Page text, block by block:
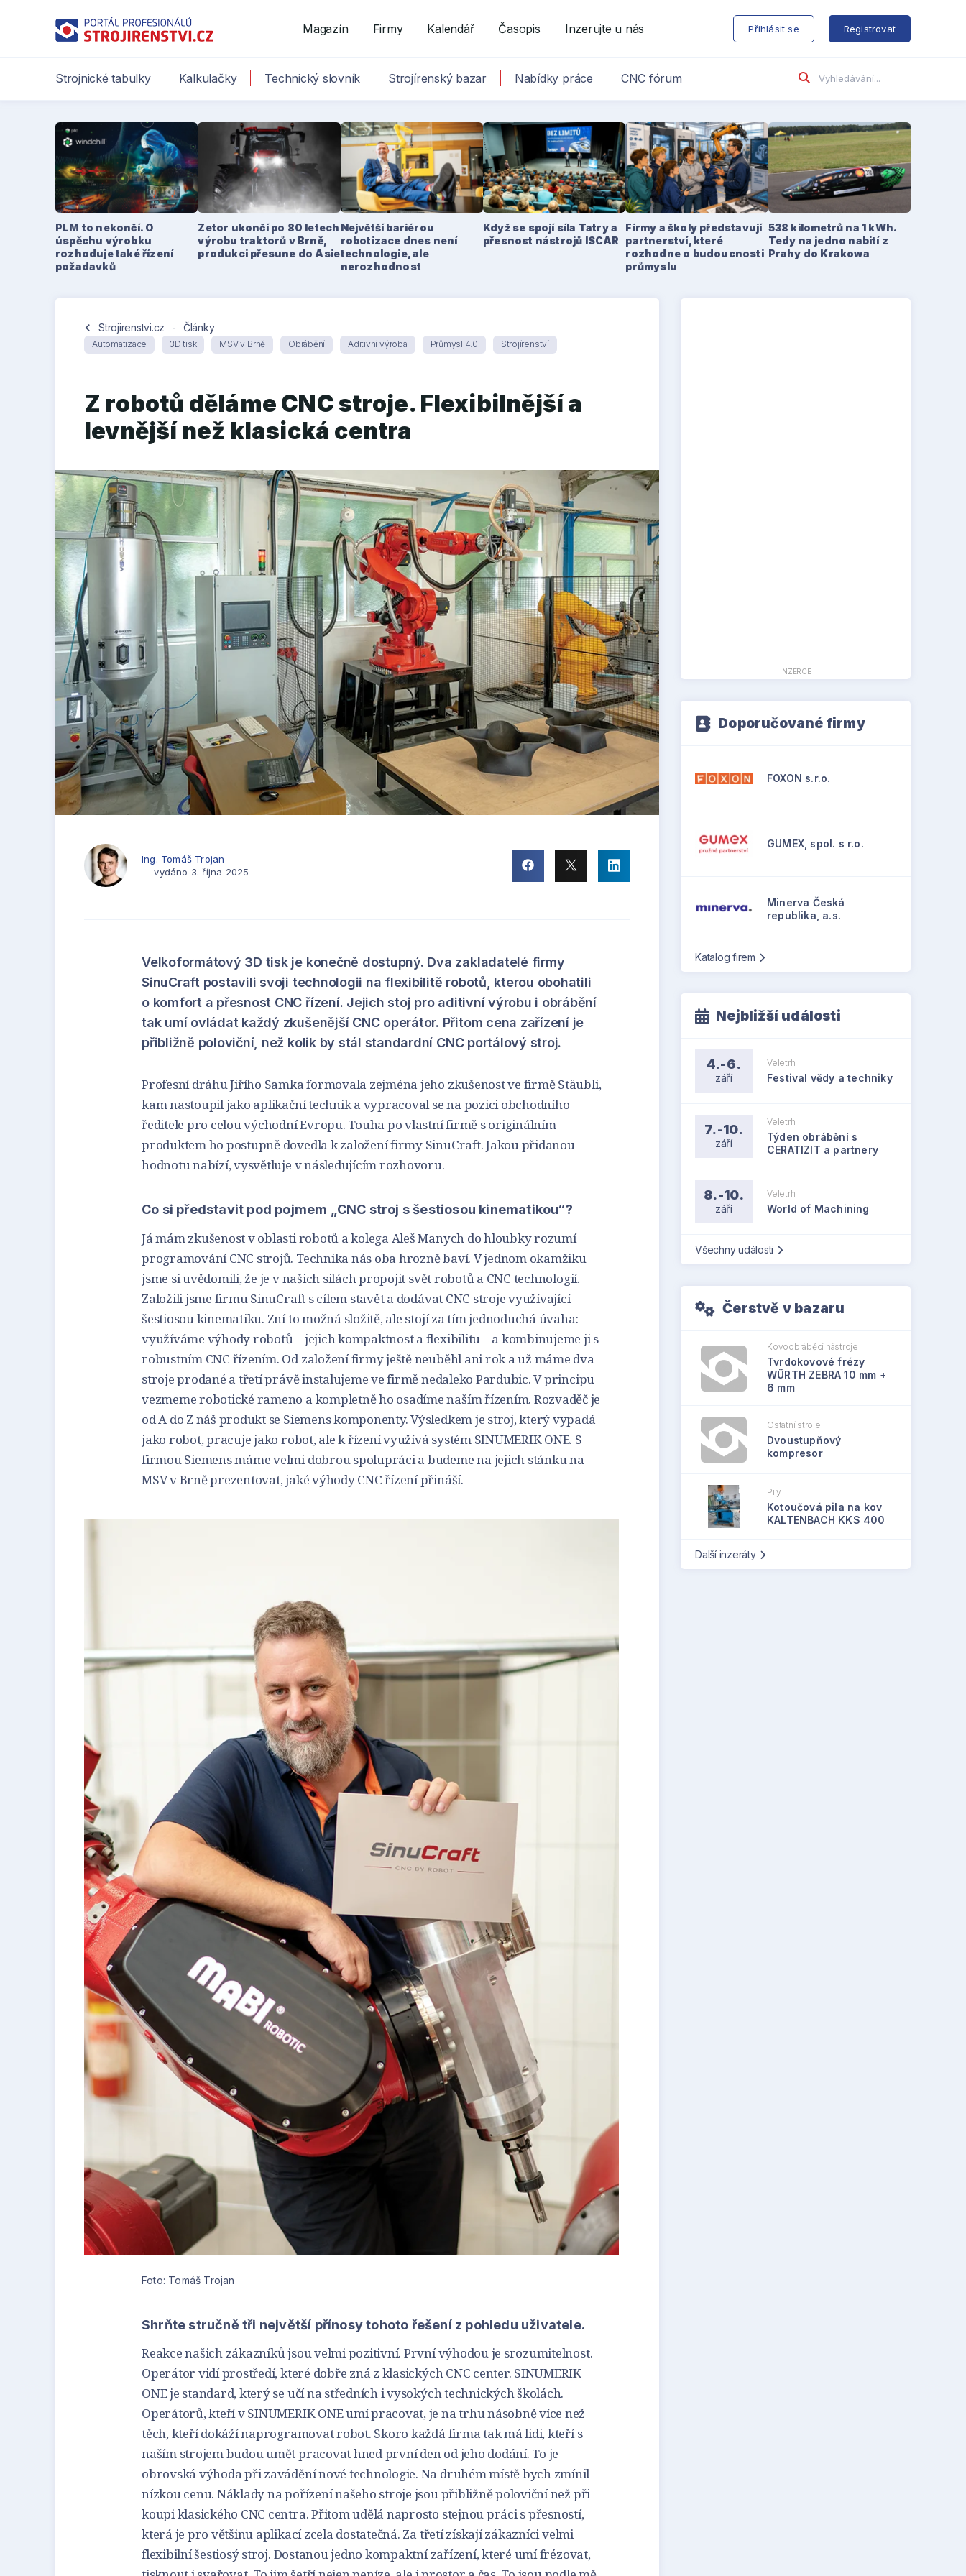
Magazín Firmy Kalendář Časopis Inzerujte u nás Přihlásit se Registrovat
Strojnické tabulky Kalkulačky Technický slovník Strojírenský bazar Nabídky práce CNC fórum
PLM to nekončí. O
úspěchu výrobku
rozhoduje také řízení
požadavků
Zetor ukončí po 80 letech
výrobu traktorů v Brně,
produkci přesune do Asie
Největší bariérou
robotizace dnes není
technologie, ale
nerozhodnost
Když se spojí síla Tatry a
přesnost nástrojů ISCAR
Firmy a školy představují
partnerství, které
rozhodne o budoucnosti
průmyslu
538 kilometrů na 1 kWh.
Tedy na jedno nabití z
Prahy do Krakowa
chevron_left Strojirenstvi.cz - Články
Automatizace 3D tisk MSV v Brně Obrábění Aditivní výroba Průmysl 4.0 Strojírenství
Z robotů děláme CNC stroje. Flexibilnější a
levnější než klasická centra
Ing. Tomáš Trojan
— vydáno 3. října 2025
Velkoformátový 3D tisk je konečně dostupný. Dva zakladatelé firmy
SinuCraft postavili svoji technologii na flexibilitě robotů, kterou obohatili
o komfort a přesnost CNC řízení. Jejich stoj pro aditivní výrobu i obrábění
tak umí ovládat každý zkušenější CNC operátor. Přitom cena zařízení je
přibližně poloviční, než kolik by stál standardní CNC portálový stroj.
Profesní dráhu Jiřího Samka formovala zejména jeho zkušenost ve firmě Stäubli,
kam nastoupil jako aplikační technik a vypracoval se na pozici obchodního
ředitele pro celou východní Evropu. Touha po vlastní firmě s originálním
produktem ho postupně dovedla k založení firmy SinuCraft. Jakou přidanou
hodnotu nabízí, vysvětluje v následujícím rozhovoru.
Co si představit pod pojmem „CNC stroj s šestiosou kinematikou“?
Já mám zkušenost v oblasti robotů a kolega Aleš Manych do hloubky rozumí
programování CNC strojů. Technika nás oba hrozně baví. V jednom okamžiku
jsme si uvědomili, že je v našich silách propojit svět robotů a CNC technologií.
Založili jsme firmu SinuCraft s cílem stavět a dodávat CNC stroje využívající
šestiosou kinematiku. Zní to možná složitě, ale stojí za tím jednoduchá úvaha:
využíváme výhody robotů – jejich kompaktnost a flexibilitu – a kombinujeme ji s
robustním CNC řízením. Od založení firmy ještě neuběhl ani rok a už máme dva
stroje prodané a třetí právě instalujeme ve firmě nedaleko Pardubic. V principu
vezmeme robotické rameno a kompletně ho osadíme naším řízením. Rozvaděč je
od A do Z náš produkt se Siemens komponenty. Výsledkem je stroj, který vypadá
jako robot, pracuje jako robot, ale k řízení využívá systém SINUMERIK ONE. S
firmou Siemens máme velmi dobrou spolupráci a budeme na jejich stánku na
MSV v Brně prezentovat, jaké výhody CNC řízení přináší.
Foto: Tomáš Trojan
Shrňte stručně tři největší přínosy tohoto řešení z pohledu uživatele.
Reakce našich zákazníků jsou velmi pozitivní. První výhodou je srozumitelnost.
Operátor vidí prostředí, které dobře zná z klasických CNC center. SINUMERIK
ONE je standard, který se učí na středních i vysokých technických školách.
Operátorů, kteří v SINUMERIK ONE umí pracovat, je na trhu násobně více než
těch, kteří dokáží naprogramovat robot. Skoro každá firma tak má lidi, kteří s
naším strojem budou umět pracovat hned první den od jeho dodání. To je
obrovská výhoda při zavádění nové technologie. Na druhém místě bych zmínil
nízkou cenu. Náklady na pořízení našeho stroje jsou přibližně poloviční než při
koupi klasického CNC centra. Přitom udělá naprosto stejnou práci s přesností,
která je pro většinu aplikací zcela dostatečná. Za třetí získají zákazníci velmi
flexibilní šestiosý stroj. Dostanou jedno kompaktní zařízení, které umí frézovat,
INZERCE
Doporučované firmy
FOXON s.r.o.
GUMEX, spol. s r.o.
Minerva Česká
republika, a.s.
Katalog firem
Nejbližší události
4.-6.
září
Veletrh
Festival vědy a techniky
7.-10.
září
Veletrh
Týden obrábění s
CERATIZIT a partnery
8.-10.
září
Veletrh
World of Machining
Všechny události
Čerstvě v bazaru
Kovoobráběcí nástroje
Tvrdokovové frézy
WÜRTH ZEBRA 10 mm +
6 mm
Ostatní stroje
Dvoustupňový
kompresor
Pily
Kotoučová pila na kov
KALTENBACH KKS 400
Další inzeráty